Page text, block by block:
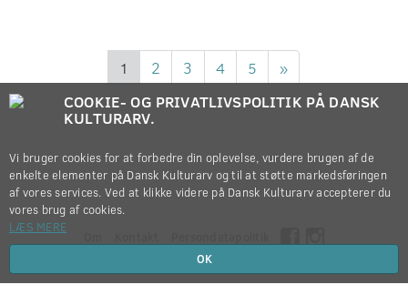
1 2 3 4 5 »
Copyright © 2012-2026
COOKIE- OG PRIVATLIVSPOLITIK PÅ DANSK
KULTURARV.
Vi bruger cookies for at forbedre din oplevelse, vurdere brugen af de
enkelte elementer på Dansk Kulturarv og til at støtte markedsføringen
af vores services. Ved at klikke videre på Dansk Kulturarv accepterer du
vores brug af cookies.
LÆS MERE
OK